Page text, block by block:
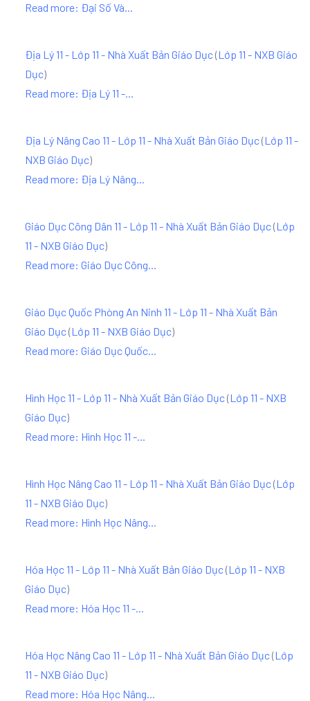
Read more: Đại Số Và...
Địa Lý 11 - Lớp 11 - Nhà Xuất Bản Giáo Dục(Lớp 11 - NXB Giáo
Dục)
Read more: Địa Lý 11 -...
Địa Lý Nâng Cao 11 - Lớp 11 - Nhà Xuất Bản Giáo Dục(Lớp 11 -
NXB Giáo Dục)
Read more: Địa Lý Nâng...
Giáo Dục Công Dân 11 - Lớp 11 - Nhà Xuất Bản Giáo Dục(Lớp
11 - NXB Giáo Dục)
Read more: Giáo Dục Công...
Giáo Dục Quốc Phòng An Ninh 11 - Lớp 11 - Nhà Xuất Bản
Giáo Dục(Lớp 11 - NXB Giáo Dục)
Read more: Giáo Dục Quốc...
Hình Học 11 - Lớp 11 - Nhà Xuất Bản Giáo Dục(Lớp 11 - NXB
Giáo Dục)
Read more: Hình Học 11 -...
Hình Học Nâng Cao 11 - Lớp 11 - Nhà Xuất Bản Giáo Dục(Lớp
11 - NXB Giáo Dục)
Read more: Hình Học Nâng...
Hóa Học 11 - Lớp 11 - Nhà Xuất Bản Giáo Dục(Lớp 11 - NXB
Giáo Dục)
Read more: Hóa Học 11 -...
Hóa Học Nâng Cao 11 - Lớp 11 - Nhà Xuất Bản Giáo Dục(Lớp
11 - NXB Giáo Dục)
Read more: Hóa Học Nâng...